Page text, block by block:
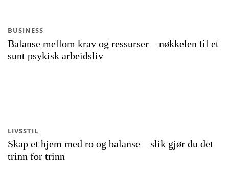
Balanse mellom krav og ressurser – nøkkelen til et
sunt psykisk arbeidsliv
BUSINESS
Skap et hjem med ro og balanse – slik gjør du det
trinn for trinn
LIVSSTIL